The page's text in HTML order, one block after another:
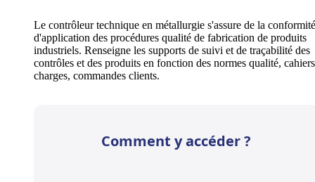
Le contrôleur technique en métallurgie s'assure de la conformité
d'application des procédures qualité de fabrication de produits
industriels. Renseigne les supports de suivi et de traçabilité des
contrôles et des produits en fonction des normes qualité,
charges, commandes clients.
Comment y accéder ?